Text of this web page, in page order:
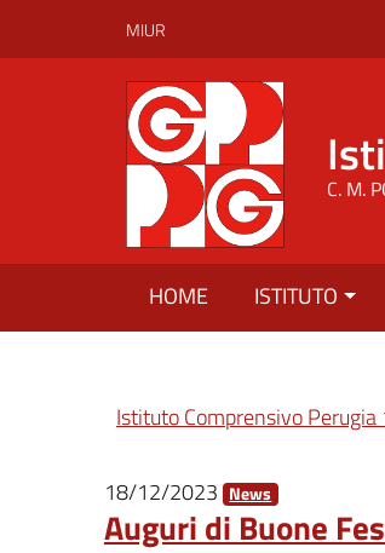
MIUR
C. M.
HOME ISTITUTO
Istituto Comprensivo Perugia
18/12/2023 News
Auguri di Buone